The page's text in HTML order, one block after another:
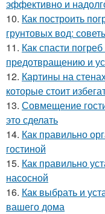
эффективно и
10. Как построить
грунтовых вод:
11. Как спасти
предотвращению и
12. Картины на
которые стоит
13. Совмещение
это сделать
14. Как правильно
гостиной
15. Как правильно
насосной
16. Как выбрать и
вашего дома